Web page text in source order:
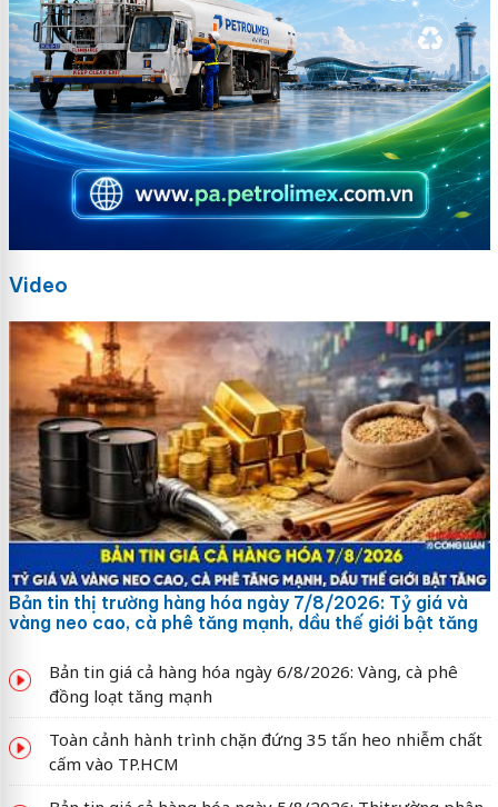
Video
Bản tin thị trường hàng hóa ngày 7/8/2026: Tỷ giá và
vàng neo cao, cà phê tăng mạnh, dầu thế giới bật tăng
Bản tin giá cả hàng hóa ngày 6/8/2026: Vàng, cà phê
đồng loạt tăng mạnh
Toàn cảnh hành trình chặn đứng 35 tấn heo nhiễm chất
cấm vào TP.HCM